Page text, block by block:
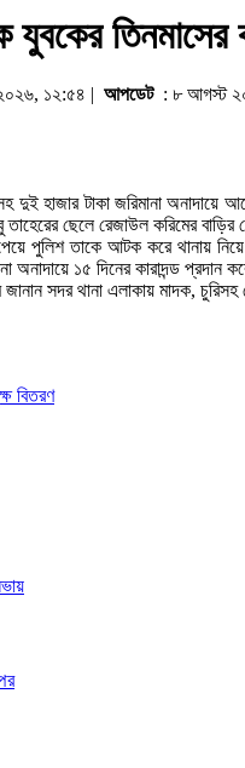
তিনমাসের
১২:৫৪ | আপডেট: ৮ আগস্ট
দুই হাজার টাকা জরিমানা
ছেলে রেজাউল করিমের বাড়ির
পুলিশ তাকে আটক করে থানায়
অনাদায়ে ১৫ দিনের কারাদন্ড প্রদান
সদর থানা এলাকায় মাদক,